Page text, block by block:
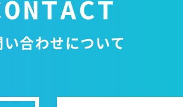
い合わせについて